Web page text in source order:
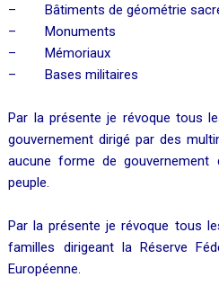
– Bâtiments de géométrie
– Monuments
– Mémoriaux
– Bases militaires
Par la présente je révoque tous
gouvernement dirigé par des
aucune forme de gouvernement
peuple.
Par la présente je révoque tous
familles dirigeant la Réserve
Européenne.